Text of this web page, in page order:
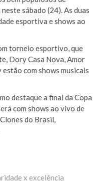
sábado (24). As duas
esportiva e shows ao
torneio esportivo, que
Dory Casa Nova, Amor
com shows musicais
destaque a final da Copa
com shows ao vivo de
do Brasil,
x excelência